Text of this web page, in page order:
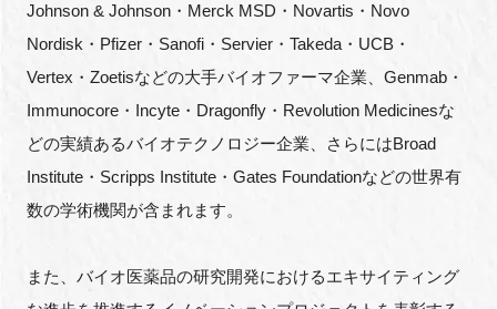
Johnson & Johnson・Merck MSD・Novartis・Novo
Nordisk・Pfizer・Sanofi・Servier・Takeda・UCB・
Vertex・Zoetisなどの大手バイオファーマ企業、Genmab・
Immunocore・Incyte・Dragonfly・Revolution Medicinesな
どの実績あるバイオテクノロジー企業、さらにはBroad
Institute・Scripps Institute・Gates Foundationなどの世界有
数の学術機関が含まれます。
また、バイオ医薬品の研究開発におけるエキサイティング